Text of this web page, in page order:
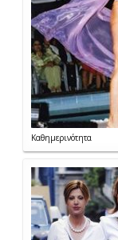
Καθημερινότητα